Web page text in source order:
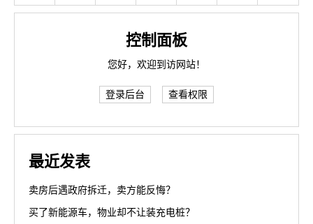
控制面板
您好，欢迎到访网站！
登录后台 查看权限
最近发表
卖房后遇政府拆迁，卖方能反悔？
买了新能源车，物业却不让装充电桩？